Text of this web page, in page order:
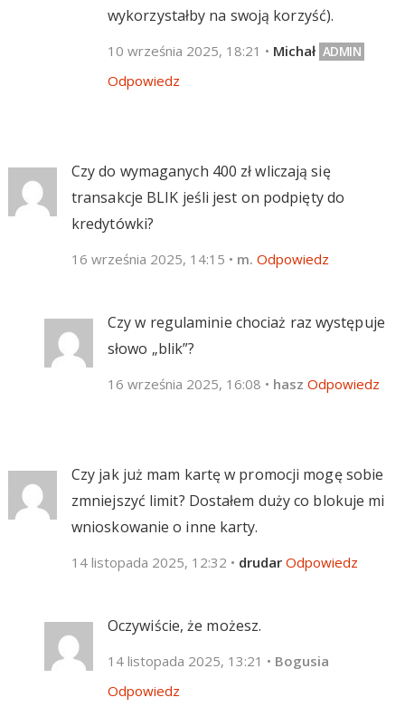
wykorzystałby na swoją korzyść).
10 września 2025, 18:21 • Michał
Odpowiedz
Czy do wymaganych 400 zł wliczają się
transakcje BLIK jeśli jest on podpięty do
kredytówki?
16 września 2025, 14:15 • m. Odpowiedz
Czy w regulaminie chociaż raz występuje
słowo „blik”?
16 września 2025, 16:08 • hasz Odpowiedz
Czy jak już mam kartę w promocji mogę sobie
zmniejszyć limit? Dostałem duży co blokuje mi
wnioskowanie o inne karty.
14 listopada 2025, 12:32 • drudar Odpowiedz
Oczywiście, że możesz.
14 listopada 2025, 13:21 • Bogusia
Odpowiedz